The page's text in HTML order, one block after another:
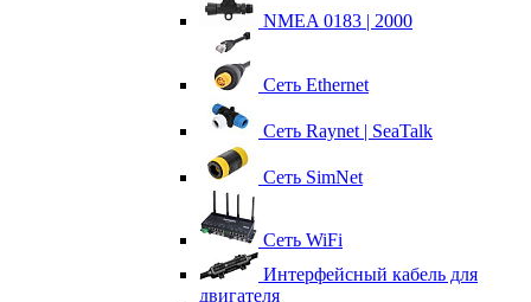
NMEA 0183 | 2000
Сеть Ethernet
Сеть Raynet | SeaTalk
Сеть SimNet
Сеть WiFi
Интерфейсный кабель для
двигателя